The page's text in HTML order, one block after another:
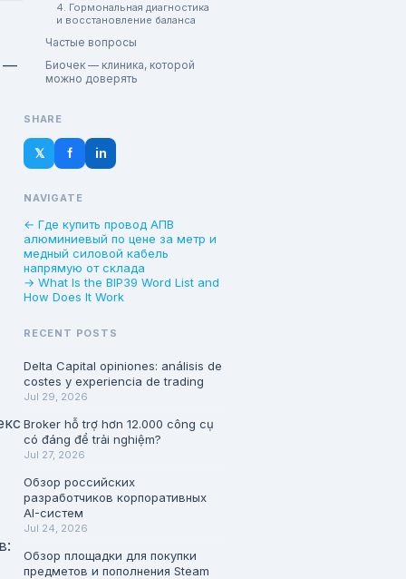
4. Гормональная диагностика
и восстановление баланса
Частые вопросы
Биочек — клиника, которой
можно доверять
SHARE
𝕏 f in
NAVIGATE
← Где купить провод АПВ
алюминиевый по цене за метр и
медный силовой кабель
напрямую от склада
→ What Is the BIP39 Word List and
How Does It Work
RECENT POSTS
Delta Capital opiniones: análisis de
costes y experiencia de trading
Jul 29, 2026
Broker hỗ trợ hơn 12.000 công cụ
có đáng để trải nghiệm?
Jul 27, 2026
Обзор российских
разработчиков корпоративных
AI-систем
Jul 24, 2026
Обзор площадки для покупки
предметов и пополнения Steam